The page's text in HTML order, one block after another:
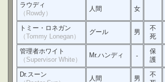
ラウディ
（Rowdy）
人間 女
トミー・ロネガン
（Tommy Lonegan）
グール 男
不
死
管理者ホワイト
（Supervisor White）
Mr.ハンディ -
保
護
Dr.スーン
人間 男
不